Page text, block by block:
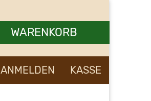
WARENKORB
Ihr Warenkorb ist leer.
ANMELDEN KASSE